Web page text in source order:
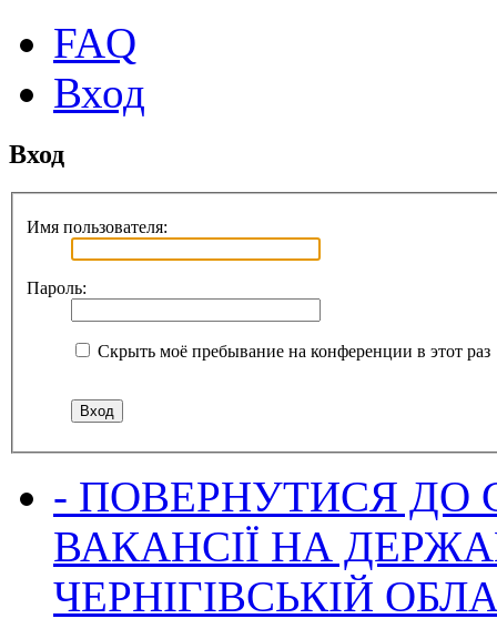
FAQ
Вход
Вход
Имя пользователя:
Пароль:
Скрыть моё пребывание на конференции в этот раз
- ПОВЕРНУТИСЯ ДО
ВАКАНСІЇ НА
ЧЕРНІГІВСЬКІЙ